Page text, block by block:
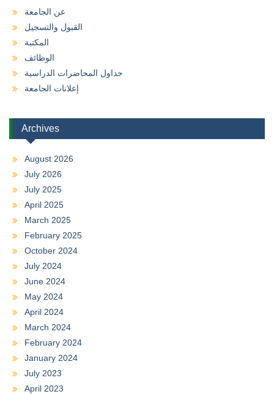
عن الجامعة
القبول والتسجيل
المكتبة
الوظائف
جداول المحاضرات الدراسية
إعلانات الجامعة
Archives
August 2026
July 2026
July 2025
April 2025
March 2025
February 2025
October 2024
July 2024
June 2024
May 2024
April 2024
March 2024
February 2024
January 2024
July 2023
April 2023